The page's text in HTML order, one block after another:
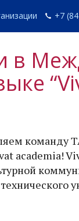
+7
в
команду
academia!